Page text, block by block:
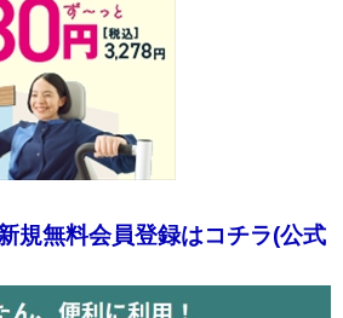
規無料会員登録はコチラ(公式